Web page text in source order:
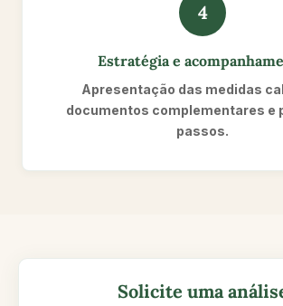
4
Estratégia e
Apresentação das medidas
documentos complementares e
passos.
Solicite uma